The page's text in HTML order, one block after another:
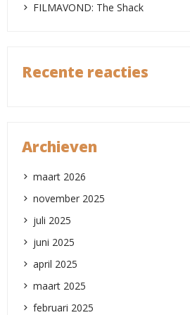
FILMAVOND: The Shack
Recente reacties
Archieven
maart 2026
november 2025
juli 2025
juni 2025
april 2025
maart 2025
februari 2025